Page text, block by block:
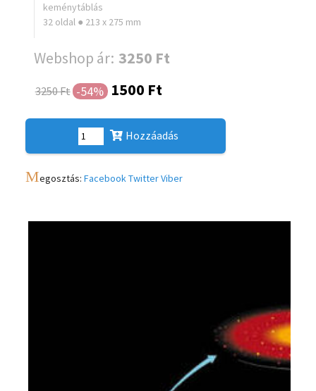
keménytáblás
32 oldal ● 213 x 275 mm
Webshop ár: 3250 Ft
3250 Ft -54% 1500 Ft
Hozzáadás
Megosztás: FacebookTwitterViber